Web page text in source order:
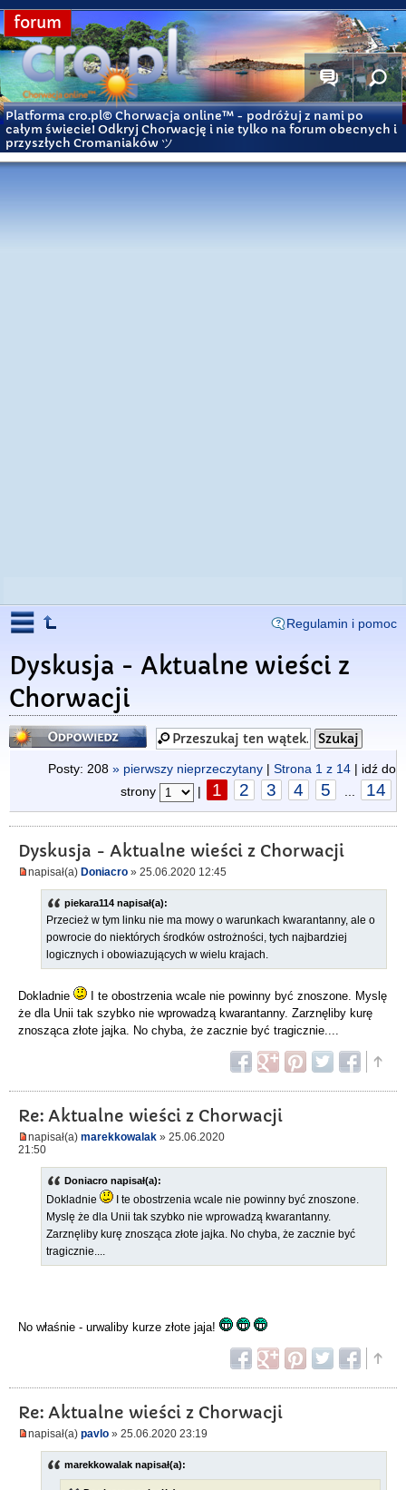
forum
Platforma cro.pl© Chorwacja online™ - podróżuj z nami po
całym świecie! Odkryj Chorwację i nie tylko na forum obecnych i
przyszłych Cromaniaków ツ
Regulamin i pomoc
Dyskusja - Aktualne wieści z
Chorwacji
Odpowiedz
Posty: 208 » pierwszy nieprzeczytany | Strona 1 z 14 | idź do
strony
| 1 2 3 4 5 14
Dyskusja - Aktualne wieści z Chorwacji
napisał(a) Doniacro » 25.06.2020 12:45
piekara114 napisał(a):
Przecież w tym linku nie ma mowy o warunkach kwarantanny, ale o
powrocie do niektórych środków ostrożności, tych najbardziej
logicznych i obowiazujących w wielu krajach.
Dokladnie
I te obostrzenia wcale nie powinny być znoszone. Myslę
że dla Unii tak szybko nie wprowadzą kwarantanny. Zarznęliby kurę
znosząca złote jajka. No chyba, że zacznie być tragicznie....
Re: Aktualne wieści z Chorwacji
napisał(a) marekkowalak » 25.06.2020
21:50
Doniacro napisał(a):
Dokladnie
I te obostrzenia wcale nie powinny być znoszone.
Myslę że dla Unii tak szybko nie wprowadzą kwarantanny.
Zarznęliby kurę znosząca złote jajka. No chyba, że zacznie być
tragicznie....
No właśnie - urwaliby kurze złote jaja!
Re: Aktualne wieści z Chorwacji
napisał(a) pavlo » 25.06.2020 23:19
marekkowalak napisał(a):